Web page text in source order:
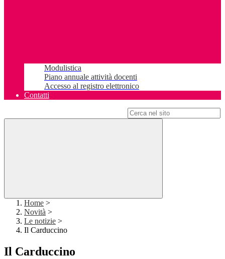
Modulistica
Piano annuale attività docenti
Accesso al registro elettronico
Contatti
Home >
Novità >
Le notizie >
Il Carduccino
Il Carduccino